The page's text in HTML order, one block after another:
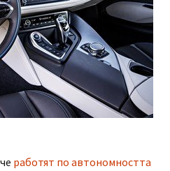
работят по автономността